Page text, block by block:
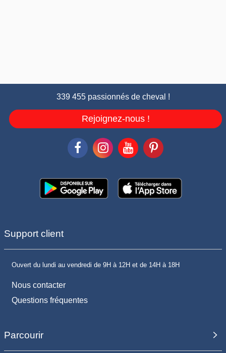
339 455 passionnés de cheval !
Rejoignez-nous !
Support client
Ouvert du lundi au vendredi de 9H à 12H et de 14H à 18H
Nous contacter
Questions fréquentes
Parcourir